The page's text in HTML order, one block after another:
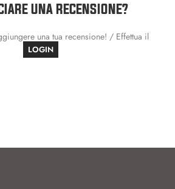
UNA RECENSIONE?
una tua recensione! / Effettua il
LOGIN